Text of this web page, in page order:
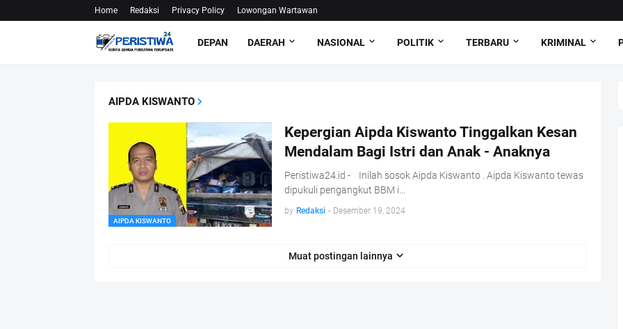
Home Redaksi Privacy Policy Lowongan Wartawan
DEPAN DAERAH NASIONAL POLITIK TERBARU KRIMINAL
AIPDA KISWANTO
AIPDA KISWANTO
Kepergian Aipda Kiswanto Tinggalkan Kesan
Mendalam Bagi Istri dan Anak - Anaknya
Peristiwa24.id - Inilah sosok Aipda Kiswanto . Aipda Kiswanto tewas
dipukuli pengangkut BBM i…
by Redaksi - Desember 19, 2024
Muat postingan lainnya